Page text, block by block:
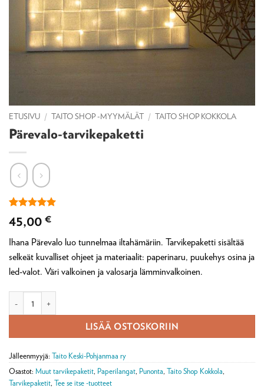
ETUSIVU / TAITO SHOP -MYYMÄLÄT / TAITO SHOP KOKKOLA
Pärevalo-tarvikepaketti
Arvio 5
5:stä
1
asiakkaan
arvotukseen.
45,00 €
Ihana Pärevalo luo tunnelmaa iltahämäriin. Tarvikepaketti sisältää
selkeät kuvalliset ohjeet ja materiaalit: paperinaru, puukehys osina ja
led-valot. Väri valkoinen ja valosarja lämminvalkoinen.
LISÄÄ OSTOSKORIIN
Jälleenmyyjä: Taito Keski-Pohjanmaa ry
Osastot: Muut tarvikepaketit, Paperilangat, Punonta, Taito Shop Kokkola,
Tarvikepaketit, Tee se itse -tuotteet